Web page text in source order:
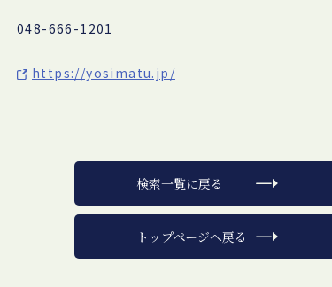
048-666-1201
https://yosimatu.jp/
検索一覧に戻る
トップページへ戻る